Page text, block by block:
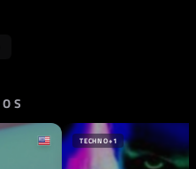
TECHNO+1